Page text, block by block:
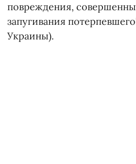
повреждения,
запугивания
Украины).